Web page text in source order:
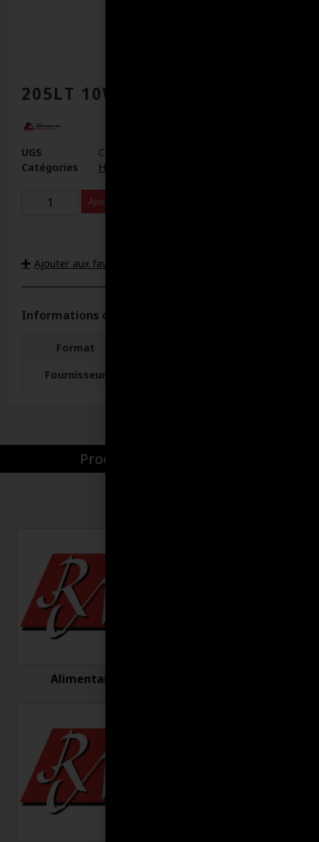
205LT 10W40 VTT LUBRI PLUS
UGS
C17373
Catégories
Huile Moteur Essence
Ajouter au panier
Ajouter aux favoris
Informations complémentaires
Format
Fournisseur
Produits par catégories
Alimentaire